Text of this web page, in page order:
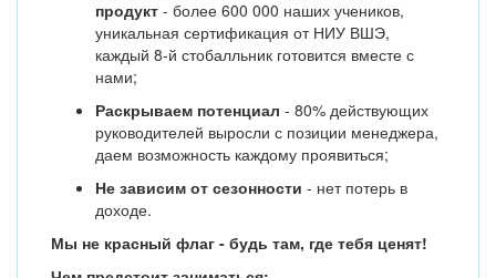
продукт - более 600 000 наших учеников,
уникальная сертификация от НИУ ВШЭ,
каждый 8-й стобалльник готовится вместе с
нами;
Раскрываем потенциал - 80% действующих
руководителей выросли с позиции менеджера,
даем возможность каждому проявиться;
Не зависим от сезонности - нет потерь в
доходе.
Мы не красный флаг - будь там, где тебя ценят!